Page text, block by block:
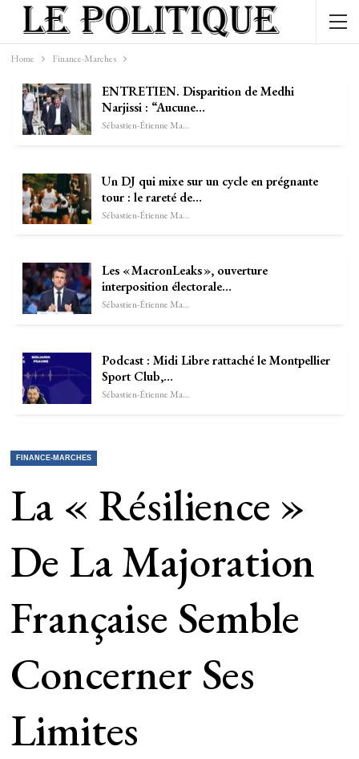
Home Finance-Marches
ENTRETIEN. Disparition de Medhi
Narjissi : “Aucune…
Sébastien-Étienne Marechal
Un DJ qui mixe sur un cycle en prégnante
tour : le rareté de…
Sébastien-Étienne Marechal
Les « MacronLeaks », ouverture
interposition électorale…
Sébastien-Étienne Marechal
Podcast : Midi Libre rattaché le Montpellier
Sport Club,…
Sébastien-Étienne Marechal
FINANCE-MARCHES
La « Résilience »
De La Majoration
Française Semble
Concerner Ses
Limites